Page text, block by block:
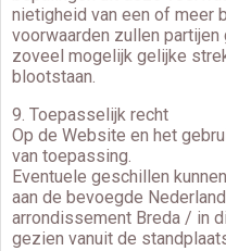
nietigheid van een of meer
voorwaarden zullen
zoveel mogelijk gelijke
blootstaan.
9. Toepasselijk recht
Op de Website en het
van toepassing.
Eventuele geschillen
aan de bevoegde
arrondissement Breda / in
gezien vanuit de